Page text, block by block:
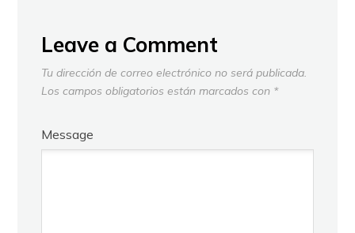
Leave a Comment
Tu dirección de correo electrónico no será publicada.
Los campos obligatorios están marcados con *
Message